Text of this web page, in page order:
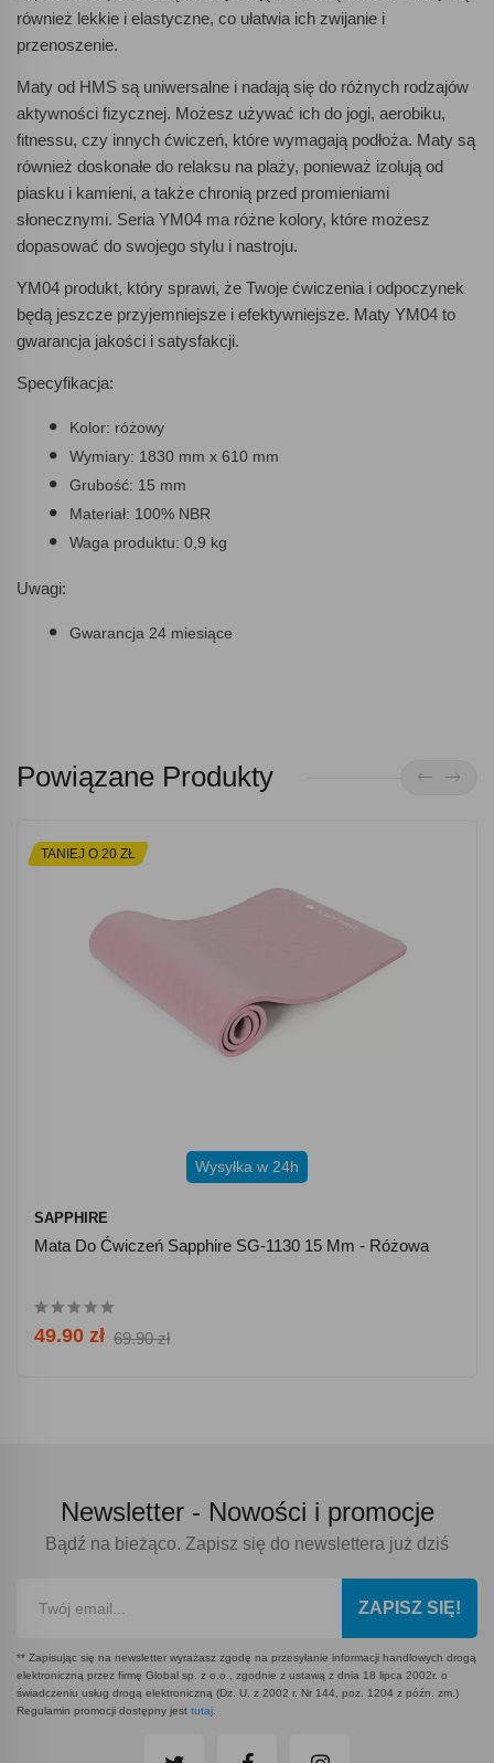
również lekkie i elastyczne, co ułatwia ich zwijanie i
przenoszenie.
Maty od HMS są uniwersalne i nadają się do różnych rodzajów
aktywności fizycznej. Możesz używać ich do jogi, aerobiku,
fitnessu, czy innych ćwiczeń, które wymagają podłoża. Maty są
również doskonałe do relaksu na plaży, ponieważ izolują od
piasku i kamieni, a także chronią przed promieniami
słonecznymi. Seria YM04 ma różne kolory, które możesz
dopasować do swojego stylu i nastroju.
YM04 produkt, który sprawi, że Twoje ćwiczenia i odpoczynek
będą jeszcze przyjemniejsze i efektywniejsze. Maty YM04 to
gwarancja jakości i satysfakcji.
Specyfikacja:
Kolor: różowy
Wymiary: 1830 mm x 610 mm
Grubość: 15 mm
Materiał: 100% NBR
Waga produktu: 0,9 kg
Uwagi:
Gwarancja 24 miesiące
Powiązane Produkty
TANIEJ O 20 ZŁ
Wysyłka w 24h
SAPPHIRE
Mata Do Ćwiczeń Sapphire SG-1130 15 Mm - Różowa
49.90 zł 69.90 zł
Newsletter - Nowości i promocje
Bądź na bieżąco. Zapisz się do newslettera już dziś
ZAPISZ SIĘ!
** Zapisując się na newsletter wyrażasz zgodę na przesyłanie informacji handlowych drogą
elektroniczną przez firmę Global sp. z o.o., zgodnie z ustawą z dnia 18 lipca 2002r. o
świadczeniu usług drogą elektroniczną (Dz. U. z 2002 r. Nr 144, poz. 1204 z późn. zm.)
Regulamin promocji dostępny jest tutaj.